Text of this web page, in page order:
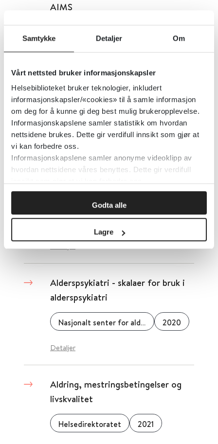
Samtykke Detaljer Om
Vårt nettsted bruker informasjonskapsler
Helsebiblioteket bruker teknologier, inkludert
informasjonskapsler/«cookies» til å samle informasjon
om deg for å kunne gi deg best mulig brukeropplevelse.
Informasjonskapslene samler statistikk om hvordan
nettsidene brukes. Dette gir verdifull innsikt som gjør at
vi kan forbedre oss.
Informasjonskapslene samler anonyme videoklipp av
hvordan nettsidene våres benyttes. Dette gir verdifull
Godta alle
Lagre
AIMS
Alcohol-E
Nasjonal kompetansetjeneste ROP
Detaljer
Aldersgrense for sosiale medier:
Slik påvirkes barna
Medietilsynet
Alderspsykiatri - skalaer for bruk i
alderspsykiatri
Nasjonalt senter for aldring og helse 2020
Detaljer
Aldring, mestringsbetingelser og
livskvalitet
Helsedirektoratet 2021